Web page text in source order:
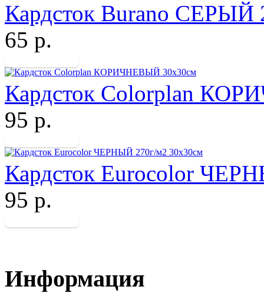
Кардсток Burano СЕРЫЙ
65 р.
Кардсток Colorplan
95 р.
Кардсток Eurocolor
95 р.
Информация